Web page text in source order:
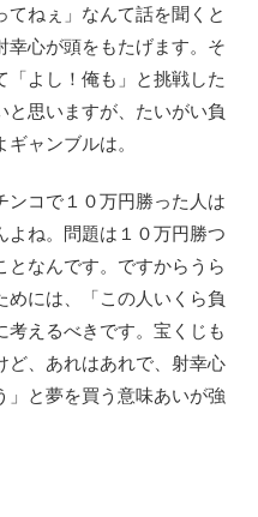
てねぇ」なんて話を聞くと
幸心が頭をもたげます。そ
「よし！俺も」と挑戦した
と思いますが、たいがい負
ャンブルは。
ンコで１０万円勝った人は
よね。問題は１０万円勝つ
となんです。ですからうら
めには、「この人いくら負
考えるべきです。宝くじも
ど、あれはあれで、射幸心
」と夢を買う意味あいが強